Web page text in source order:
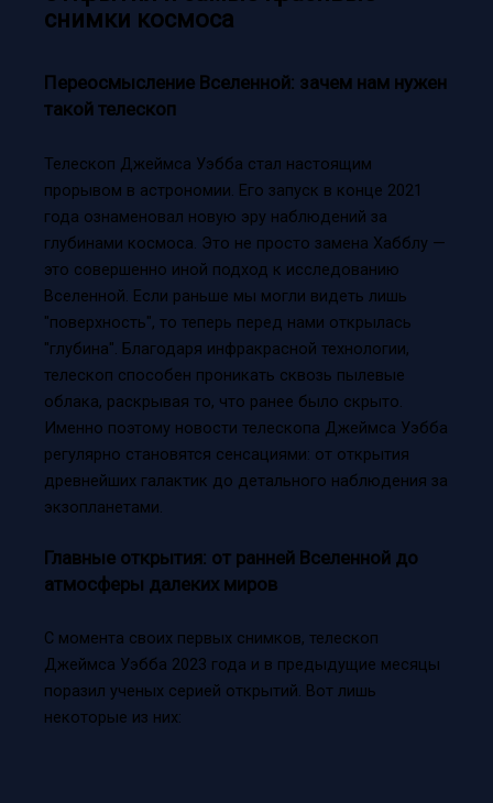
снимки космоса
Переосмысление Вселенной: зачем нам нужен
такой телескоп
Телескоп Джеймса Уэбба стал настоящим
прорывом в астрономии. Его запуск в конце 2021
года ознаменовал новую эру наблюдений за
глубинами космоса. Это не просто замена Хабблу —
это совершенно иной подход к исследованию
Вселенной. Если раньше мы могли видеть лишь
"поверхность", то теперь перед нами открылась
"глубина". Благодаря инфракрасной технологии,
телескоп способен проникать сквозь пылевые
облака, раскрывая то, что ранее было скрыто.
Именно поэтому новости телескопа Джеймса Уэбба
регулярно становятся сенсациями: от открытия
древнейших галактик до детального наблюдения за
экзопланетами.
Главные открытия: от ранней Вселенной до
атмосферы далеких миров
С момента своих первых снимков, телескоп
Джеймса Уэбба 2023 года и в предыдущие месяцы
поразил ученых серией открытий. Вот лишь
некоторые из них: